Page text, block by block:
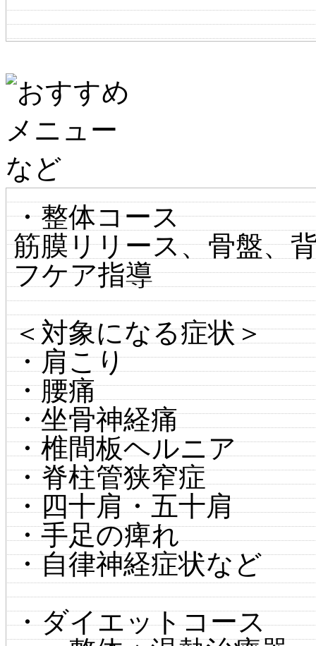
・整体コース
筋膜リリース、骨盤、
フケア指導
＜対象になる症状＞
・肩こり
・腰痛
・坐骨神経痛
・椎間板ヘルニア
・脊柱管狭窄症
・四十肩・五十肩
・手足の痺れ
・自律神経症状など
・ダイエットコース